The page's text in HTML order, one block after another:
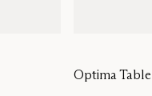
Optima Table